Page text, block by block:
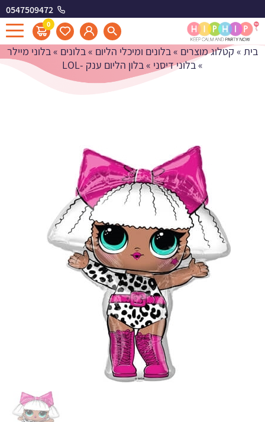
0547509472
0 בלון הליום ענק -LOL
בית » קטלוג מוצרים »בלונים ומיכלי הליום »בלונים »בלוני מיילר
»בלוני דיסני »בלון הליום ענק -LOL